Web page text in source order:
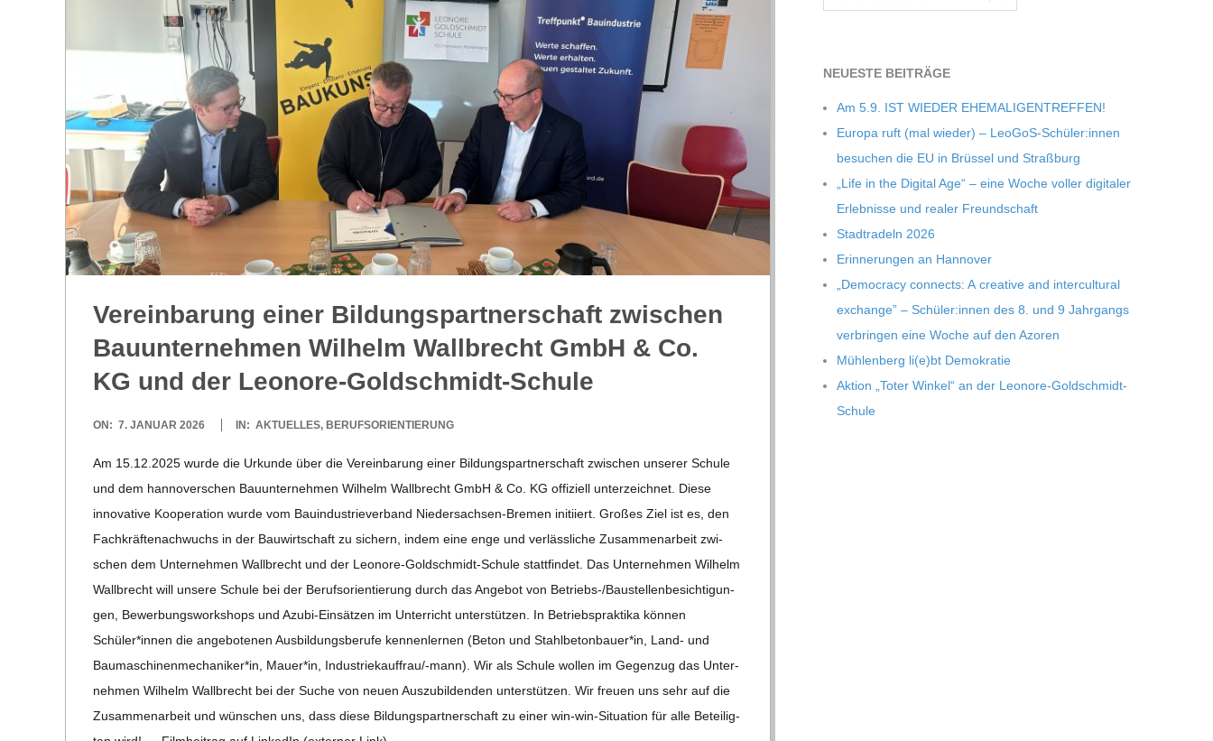
R
E
-
G
O
L
D
S
C
H
M
D
Ver­ein­ba­rung einer Bil­dungs­part­ner­schaft zwi­schen
Bau­un­ter­neh­men Wil­helm Wall­brecht GmbH & Co.
KG und der Leonore-Goldschmidt-Schule
2026-
ON: 7. JANUAR 2026 IN: AKTUELLES, BERUFSORIENTIERUNG
Am 15.12.2025 wurde die Urkunde über die Ver­ein­ba­rung einer Bil­dungs­part­ner­schaft zwi­schen unse­rer Schule
und dem han­no­ver­schen Bau­un­ter­neh­men Wil­helm Wall­brecht GmbH & Co. KG offi­zi­ell unter­zeich­net. Diese
inno­va­tive Koope­ra­tion wurde vom Bau­in­dus­trie­ver­band Nie­­der­­sach­­sen-Bre­­men initi­iert. Gro­ßes Ziel ist es, den
Fach­kräf­te­nach­wuchs in der Bau­wirt­schaft zu sichern, indem eine enge und ver­läss­li­che Zusam­men­ar­beit zwi­
schen dem Unter­neh­men Wall­brecht und der Leo­­nore-Gol­d­­schmidt-Schule statt­fin­det. Das Unter­neh­men Wil­helm
Wall­brecht will unsere Schule bei der Berufs­ori­en­tie­rung durch das Ange­bot von Betriebs-/Bau­s­tel­­len­­be­­sich­­ti­­gun­­
gen, Bewer­bungs­work­shops und Azubi-Ein­­sä­t­­zen im Unter­richt unter­stüt­zen. In Betriebs­prak­tika kön­nen
Schüler*innen die ange­bo­te­nen Aus­bil­dungs­be­rufe ken­nen­ler­nen (Beton und Stahlbetonbauer*in, Land- und
Baumaschinenmechaniker*in, Mauer*in, Indus­­trie­­kauf­frau/-mann). Wir als Schule wol­len im Gegen­zug das Unter­
neh­men Wil­helm Wall­brecht bei der Suche von neuen Aus­zu­bil­den­den unter­stüt­zen. Wir freuen uns sehr auf die
Zusam­men­ar­beit und wün­schen uns, dass diese Bil­dungs­part­ner­schaft zu einer win-win-Situa­­tion für alle Betei­lig­
NEU­ESTE BEITRÄGE
Am 5.9. IST WIEDER EHEMALIGENTREFFEN!
Europa ruft (mal wie­der) – LeoGoS-Schüler:innen
besu­chen die EU in Brüs­sel und Straßburg
„Life in the Digi­tal Age“ – eine Woche vol­ler digi­ta­ler
Erleb­nisse und rea­ler Freundschaft
Stadt­ra­deln 2026
Erin­ne­run­gen an Hannover
„Demo­cracy con­nects: A crea­tive and inter­cul­tu­ral
exch­ange” – Schüler:innen des 8. und 9 Jahr­gangs
ver­brin­gen eine Woche auf den Azoren
Müh­len­berg li(e)bt Demokratie
Aktion „Toter Win­kel“ an der Leonore-Goldschmidt-
Schule